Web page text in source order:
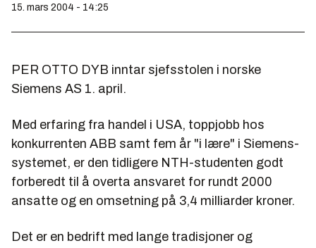
15. mars 2004 - 14:25
PER OTTO DYB inntar sjefsstolen i norske
Siemens AS 1. april.
Med erfaring fra handel i USA, toppjobb hos
konkurrenten ABB samt fem år "i lære" i Siemens-
systemet, er den tidligere NTH-studenten godt
forberedt til å overta ansvaret for rundt 2000
ansatte og en omsetning på 3,4 milliarder kroner.
Det er en bedrift med lange tradisjoner og